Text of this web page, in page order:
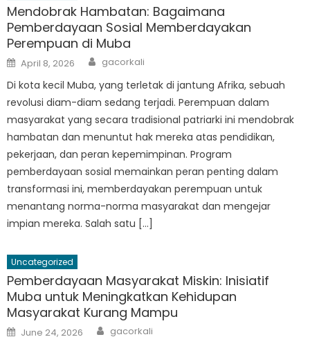
Mendobrak Hambatan: Bagaimana
Pemberdayaan Sosial Memberdayakan
Perempuan di Muba
Posted
on
April 8, 2026 Author
gacorkali
Di kota kecil Muba, yang terletak di jantung Afrika, sebuah
revolusi diam-diam sedang terjadi. Perempuan dalam
masyarakat yang secara tradisional patriarki ini mendobrak
hambatan dan menuntut hak mereka atas pendidikan,
pekerjaan, dan peran kepemimpinan. Program
pemberdayaan sosial memainkan peran penting dalam
transformasi ini, memberdayakan perempuan untuk
menantang norma-norma masyarakat dan mengejar
impian mereka. Salah satu […]
Uncategorized
Pemberdayaan Masyarakat Miskin: Inisiatif
Muba untuk Meningkatkan Kehidupan
Masyarakat Kurang Mampu
Posted
on
June 24, 2026 Author
gacorkali